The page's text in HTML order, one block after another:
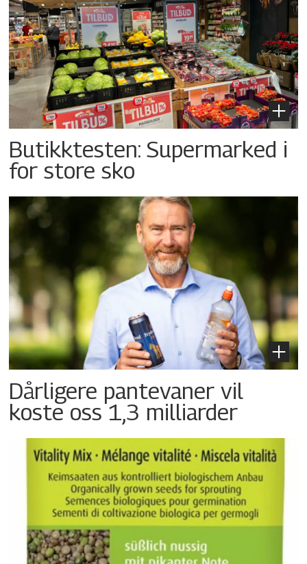
Butikktesten: Supermarked i
for store sko
Dårligere pantevaner vil
koste oss 1,3 milliarder